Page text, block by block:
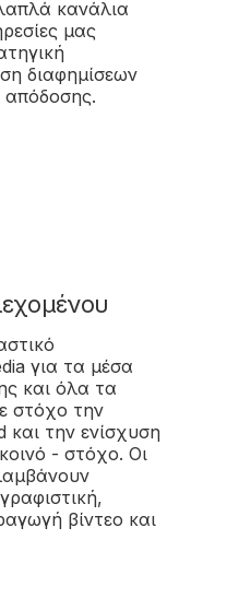
κανάλια
μας
διαφημίσεων
για τα μέσα
και όλα τα
στόχο την
την ενίσχυση
- στόχο. Οι
βίντεο και